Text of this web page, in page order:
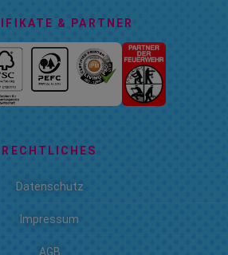
& PARTNER
RECHTLICHES
Datenschutz
Impressum
AGB